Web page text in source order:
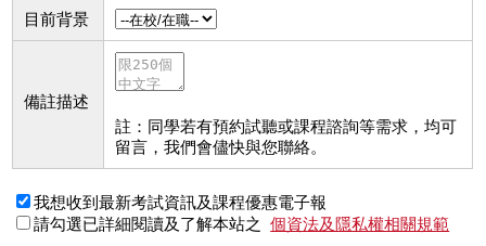
目前背景
備註描述
註：同學若有預約試聽或課程諮詢等需求，均可
留言，我們會儘快與您聯絡。
我想收到最新考試資訊及課程優惠電子報
請勾選已詳細閱讀及了解本站之
個資法及隱私權相關規範